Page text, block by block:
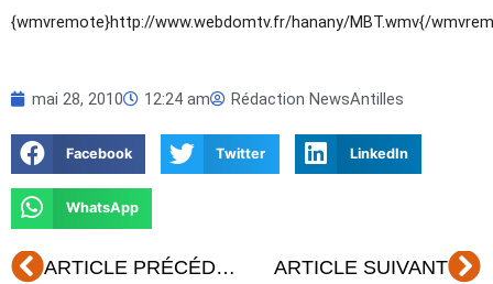
{wmvremote}http://www.webdomtv.fr/hanany/MBT.wmv{/
mai 28, 2010 12:24 am Rédaction NewsAntilles
Facebook Twitter LinkedIn
WhatsApp
Précédent ARTICLE PRÉCÉDENT ARTICLE SUIVANT